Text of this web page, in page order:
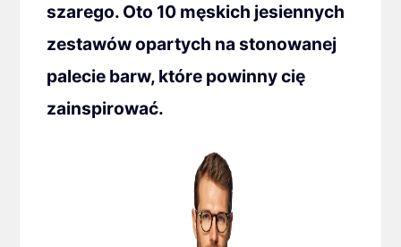
szarego. Oto 10 męskich jesiennych
zestawów opartych na stonowanej
palecie barw, które powinny cię
zainspirować.